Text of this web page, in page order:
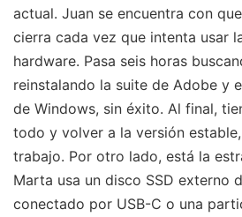
actual. Juan se encuentra con
cierra cada vez que intenta usar
hardware. Pasa seis horas
reinstalando la suite de Adobe y
de Windows, sin éxito. Al final,
todo y volver a la versión
trabajo. Por otro lado, está la
Marta usa un disco SSD externo
conectado por USB-C o una